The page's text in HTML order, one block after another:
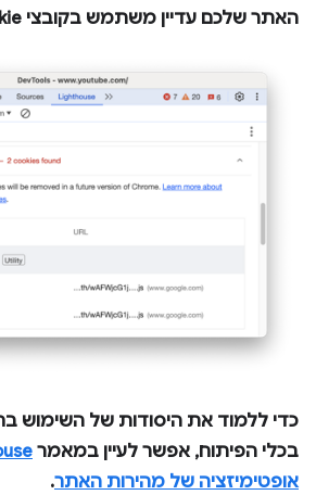
האתר שלכם עדיין משתמש בקובצי Cookie של צד שלישי.
כדי ללמוד את היסודות של השימוש
בכלי הפיתוח, אפשר לעיין במאמר
אופטימיזציה של מהירות האתר.